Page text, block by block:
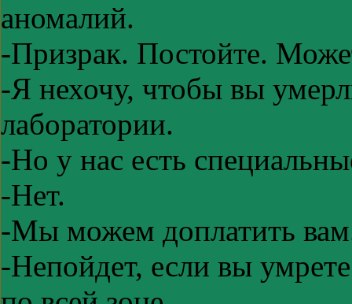
аномалий.
-Призрак. Постойте.
-Я нехочу, чтобы вы
лаборатории.
-Но у нас есть
-Нет.
-Мы можем доплатить
-Непойдет, если вы